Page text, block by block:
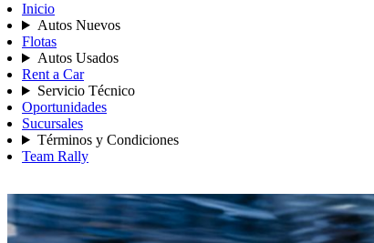
Inicio
Autos Nuevos
Flotas
Autos Usados
Rent a Car
Servicio Técnico
Oportunidades
Sucursales
Términos y Condiciones
Team Rally